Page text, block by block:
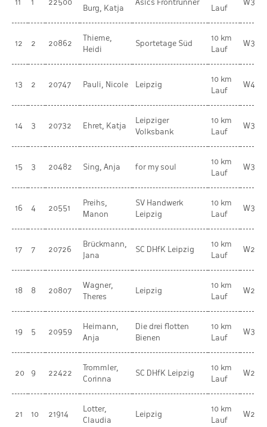
11 1 22500
Burg, Katja
Asics Frontrunner
Lauf
W35
12 2 20862
Thieme,
Heidi
Sportetage Süd
10 km
Lauf
W35
13 2 20747 Pauli, Nicole Leipzig
10 km
Lauf
W40
14 3 20732 Ehret, Katja
Leipziger
Volksbank
10 km
Lauf
W30
15 3 20482 Sing, Anja for my soul
10 km
Lauf
W35
16 4 20551
Preihs,
Manon
SV Handwerk
Leipzig
10 km
Lauf
W30
17 7 20726
Brückmann,
Jana
SC DHfK Leipzig
10 km
Lauf
W20
18 8 20807
Wagner,
Theres
Leipzig
10 km
Lauf
W20
19 5 20959
Heimann,
Anja
Die drei flotten
Bienen
10 km
Lauf
W30
20 9 22422
Trommler,
Corinna
SC DHfK Leipzig
10 km
Lauf
W20
21 10 21914
Lotter,
Claudia
Leipzig
10 km
Lauf
W20